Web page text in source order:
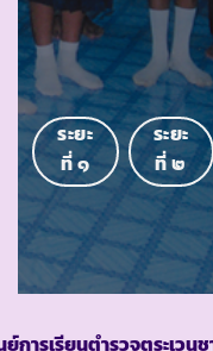
ระยะ
ที่ ๑
ระยะ
ที่ ๒
การเรียนตำรวจตระเว